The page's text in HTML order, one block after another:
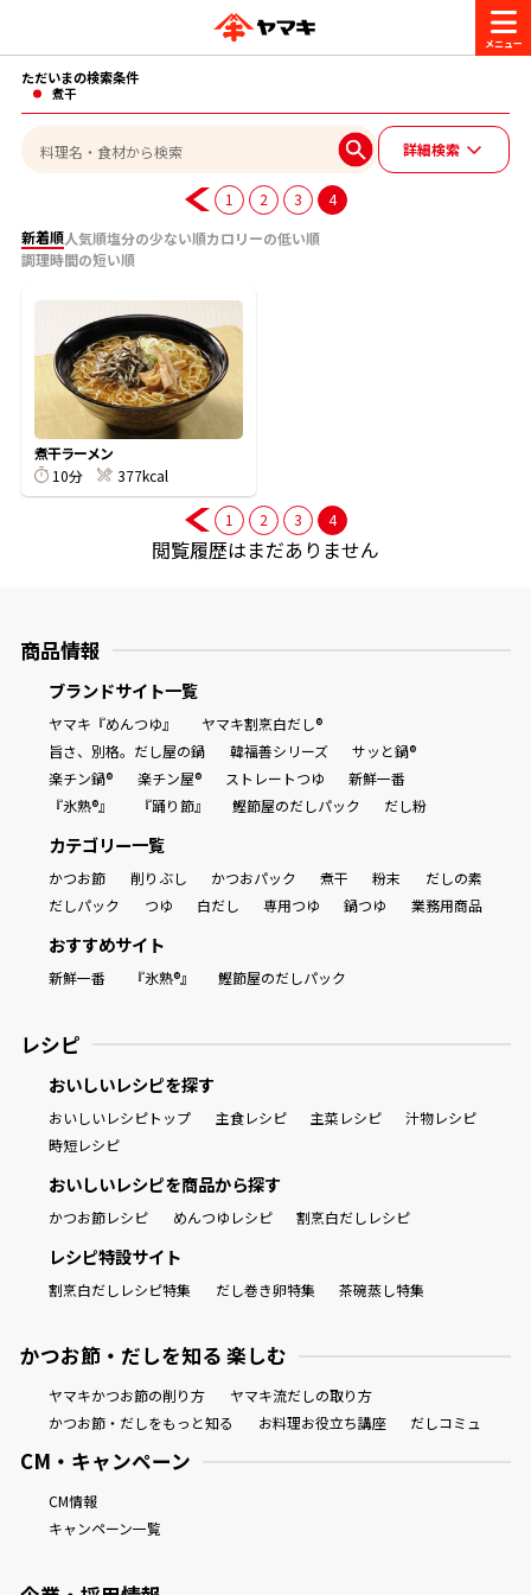
商品情報
ヤマキ『めんつゆ』
旨さ、別格。だし屋の鍋
サッと鍋®
楽チン屋® ストレートつゆ
レシピ
おいしいレシピを探す
おいしいレシピトップ
主食レシピ
主菜レシピ
おいしいレシピを商品から探す
かつお節レシピ
めんつゆレシピ
割烹白だしレシピ
レシピ特設サイト
だし巻き卵特集
かつおだしが決め手！簡単茶碗蒸し
かつお節・だしを楽しむ
かつお節・だしを知る
だしの取り方
かつお節の削り方
かつお節・だしをもっと知る
かつお節・だしを楽しむ
だしコミュ
CM・キャンペーン
キャンペーン一覧
企業・採用情報
企業情報
- ジョブリターン制
お問い合わせ
オンラインショップ
Global
ただいまの検索条件
煮干
詳細検索
1 2 3
4
新着順人気順塩分の少ない順カロリーの低い順
調理時間の短い順
煮干ラーメン
10分
377kcal
1 2 3 4
閲覧履歴はまだありません
商品情報
ブランドサイト一覧
ヤマキ『めんつゆ』
ヤマキ割烹白だし®
旨さ、別格。だし屋の鍋
韓福善シリーズ
サッと鍋®
楽チン鍋®
楽チン屋® ストレートつゆ
新鮮一番
『氷熟®』
『踊り節』 鰹節屋のだしパック だし粉
カテゴリー一覧
かつお節 削りぶし かつおパック 煮干 粉末
だしの素
だしパック
つゆ 白だし 専用つゆ 鍋つゆ 業務用商品
おすすめサイト
新鮮一番 『氷熟®』 鰹節屋のだしパック
レシピ
おいしいレシピを探す
おいしいレシピトップ 主食レシピ 主菜レシピ
汁物レシピ
時短レシピ
おいしいレシピを商品から探す
かつお節レシピ めんつゆレシピ 割烹白だしレシピ
レシピ特設サイト
割烹白だしレシピ特集 だし巻き卵特集 茶碗蒸し特集
かつお節・だしを知る 楽しむ
ヤマキかつお節の削り方
ヤマキ流だしの取り方
かつお節・だしをもっと知る
お料理お役立ち講座 だしコミュ
CM・キャンペーン
CM情報
キャンペーン一覧